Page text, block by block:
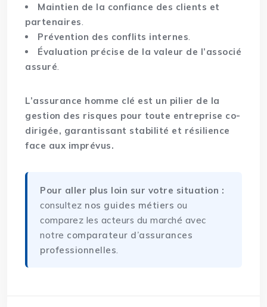
Maintien de la confiance des clients et
partenaires.
Prévention des conflits internes.
Évaluation précise de la valeur de l’associé
assuré.
L’assurance homme clé est un pilier de la
gestion des risques pour toute entreprise co-
dirigée, garantissant stabilité et résilience
face aux imprévus.
Pour aller plus loin sur votre situation :
consultez nos guides métiers ou
comparez les acteurs du marché avec
notre comparateur d’assurances
professionnelles.